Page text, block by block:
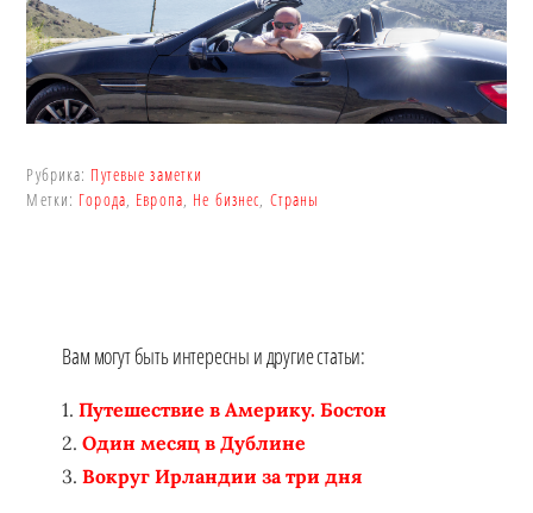
Рубрика: Путевые заметки
Метки: Города, Европа, Не бизнес, Страны
Вам могут быть интересны и другие статьи:
Путешествие в Америку. Бостон
Один месяц в Дублине
Вокруг Ирландии за три дня